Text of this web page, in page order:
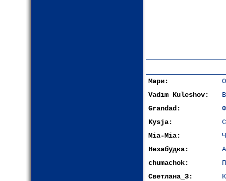
Мари:
Vadim Kuleshov:
Grandad:
Kysja:
Mia-Mia:
Незабудка:
chumachok:
Светлана_З: